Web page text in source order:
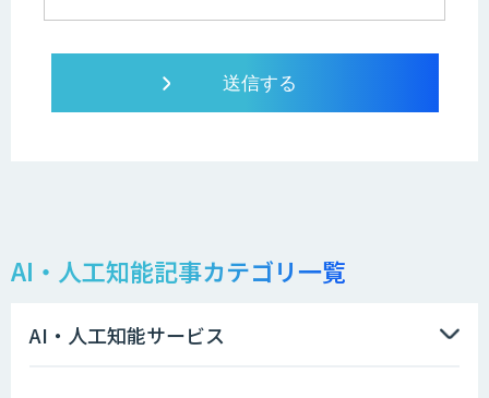
AI・人工知能記事カテゴリ一覧
AI・人工知能サービス